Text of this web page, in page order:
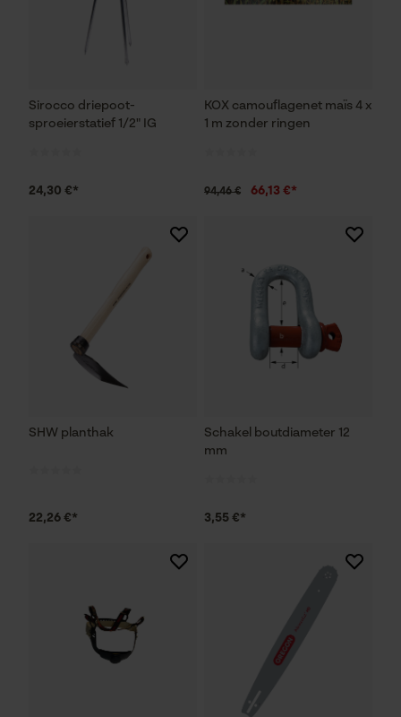
Sirocco driepoot-
sproeierstatief 1/2" IG
24,30 €*
KOX camouflagenet maïs 4 x
1 m zonder ringen
94,46 € 66,13 €*
SHW planthak
22,26 €*
Schakel boutdiameter 12
mm
3,55 €*